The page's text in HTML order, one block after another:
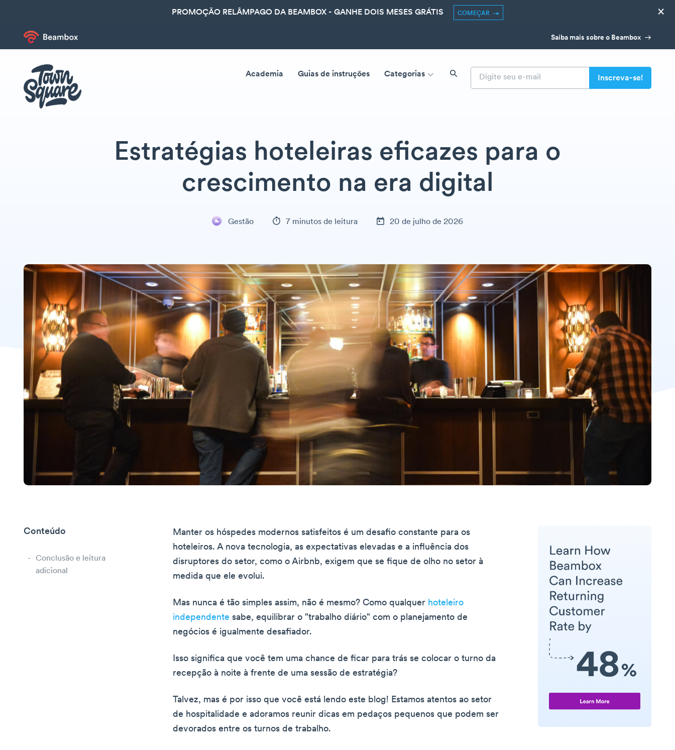
PROMOÇÃO RELÂMPAGO DA BEAMBOX - GANHE DOIS MESES GRÁTIS COMEÇAR ×
Saiba mais sobre o Beambox
Academia Guias de instruções Categorias
Estratégias hoteleiras eficazes para o
crescimento na era digital
Gestão 7 minutos de leitura 20 de julho de 2026
Conteúdo
Conclusão e leitura
adicional
Manter os hóspedes modernos satisfeitos é um desafio constante para os
hoteleiros. A nova tecnologia, as expectativas elevadas e a influência dos
disruptores do setor, como o Airbnb, exigem que se fique de olho no setor à
medida que ele evolui.
Mas nunca é tão simples assim, não é mesmo? Como qualquer hoteleiro
independente sabe, equilibrar o "trabalho diário" com o planejamento de
negócios é igualmente desafiador.
Isso significa que você tem uma chance de ficar para trás se colocar o turno da
recepção à noite à frente de uma sessão de estratégia?
Talvez, mas é por isso que você está lendo este blog! Estamos atentos ao setor
de hospitalidade e adoramos reunir dicas em pedaços pequenos que podem ser
devorados entre os turnos de trabalho.